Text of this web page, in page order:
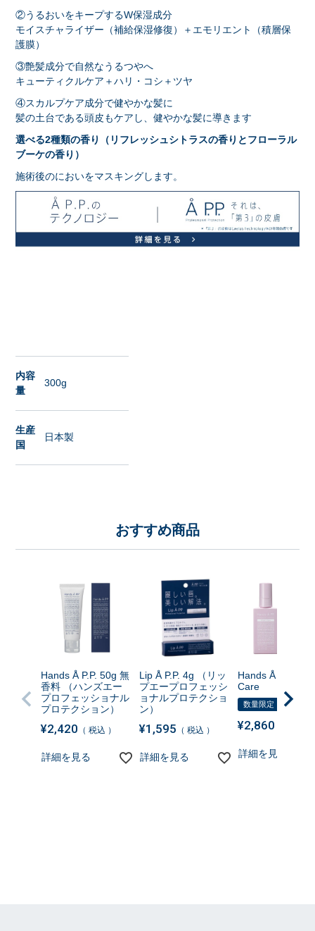
②うるおいをキープするW保湿成分
モイスチャライザー（補給保湿修復）＋エモリエント（積層保
護膜）
③艶髪成分で自然なうるつやへ
キューティクルケア＋ハリ・コシ＋ツヤ
④スカルプケア成分で健やかな髪に
髪の土台である頭皮もケアし、健やかな髪に導きます
選べる2種類の香り（リフレッシュシトラスの香りとフローラル
ブーケの香り）
施術後のにおいをマスキングします。
内容
量
300g
生産
国
日本製
おすすめ商品
Hands Å P.P. 50g 無
香料 （ハンズエー
プロフェッショナル
プロテクション）
¥2,420 税込
詳細を見る
Lip Å P.P. 4g （リッ
プエープロフェッシ
ョナルプロテクショ
ン）
¥1,595 税込
詳細を見る
Hands Å P.P.
Care
数量限定
¥2,860
詳細を見る